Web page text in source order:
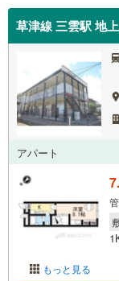
草津線 三雲駅 地
アパート
もっと見る